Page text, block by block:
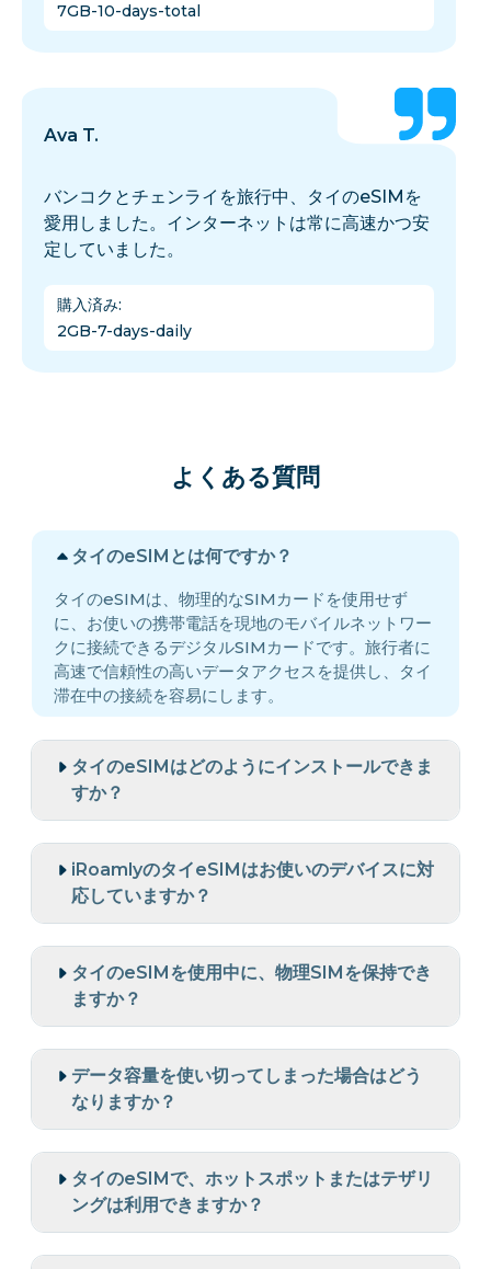
7GB-10-days-total
Ava T.
バンコクとチェンライを旅行中、タイのeSIMを
愛用しました。インターネットは常に高速かつ安
定していました。
購入済み:
2GB-7-days-daily
よくある質問
タイのeSIMとは何ですか？
タイのeSIMは、物理的なSIMカードを使用せず
に、お使いの携帯電話を現地のモバイルネットワー
クに接続できるデジタルSIMカードです。旅行者に
高速で信頼性の高いデータアクセスを提供し、タイ
滞在中の接続を容易にします。
タイのeSIMはどのようにインストールできま
すか？
iRoamlyのタイeSIMはお使いのデバイスに対
応していますか？
タイのeSIMを使用中に、物理SIMを保持でき
ますか？
データ容量を使い切ってしまった場合はどう
なりますか？
タイのeSIMで、ホットスポットまたはテザリ
ングは利用できますか？